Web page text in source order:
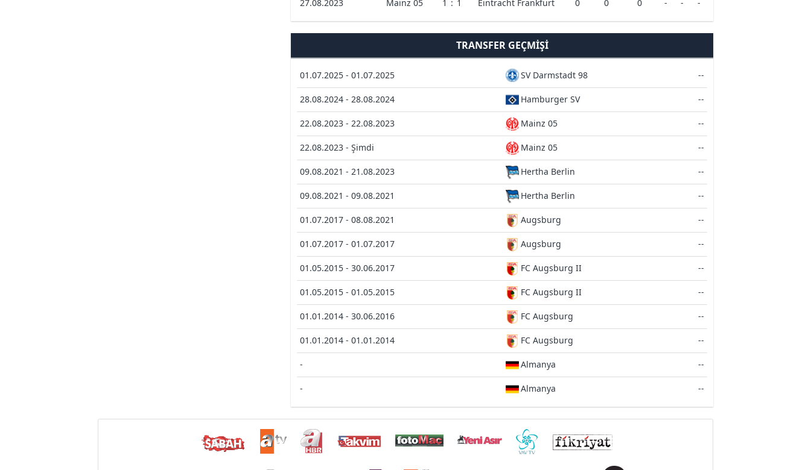
27.08.2023 Mainz 05 1 : 1 Eintracht Frankfurt 0 0 0 - - -
TRANSFER GEÇMIŞI
01.07.2025 - 01.07.2025 SV Darmstadt 98 --
28.08.2024 - 28.08.2024 Hamburger SV --
22.08.2023 - 22.08.2023 Mainz 05 --
22.08.2023 - Şimdi Mainz 05 --
09.08.2021 - 21.08.2023 Hertha Berlin --
09.08.2021 - 09.08.2021 Hertha Berlin --
01.07.2017 - 08.08.2021 Augsburg --
01.07.2017 - 01.07.2017 Augsburg --
01.05.2015 - 30.06.2017 FC Augsburg II --
01.05.2015 - 01.05.2015 FC Augsburg II --
01.01.2014 - 30.06.2016 FC Augsburg --
01.01.2014 - 01.01.2014 FC Augsburg --
- Almanya --
- Almanya --